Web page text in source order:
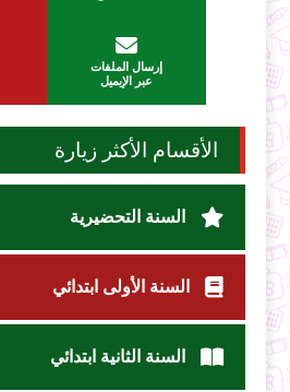
إرسال الملفات
عبر الإيميل
الأقسام الأكثر زيارة
السنة التحضيرية
السنة الأولى ابتدائي
السنة الثانية ابتدائي